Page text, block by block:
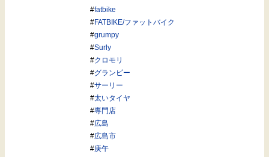
#fatbike
#FATBIKE/ファットバイク
#grumpy
#Surly
#クロモリ
#グランピー
#サーリー
#太いタイヤ
#専門店
#広島
#広島市
#庚午